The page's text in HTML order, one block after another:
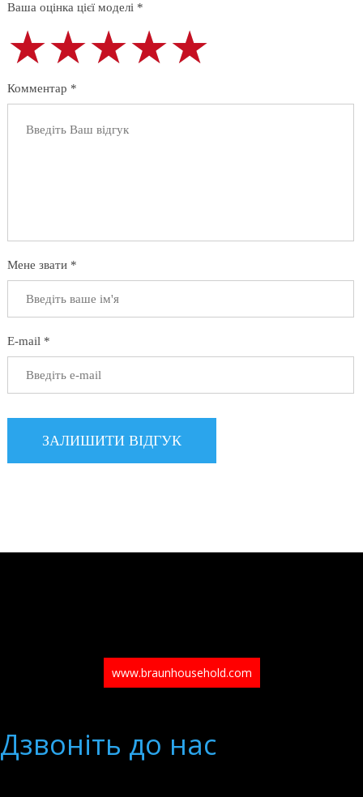
Ваша оцінка цієї моделі *
★★★★★
★★★★★
★★★★★
Комментар *
Мене звати *
E-mail *
www.braunhousehold.com
Дзвонiть до нас